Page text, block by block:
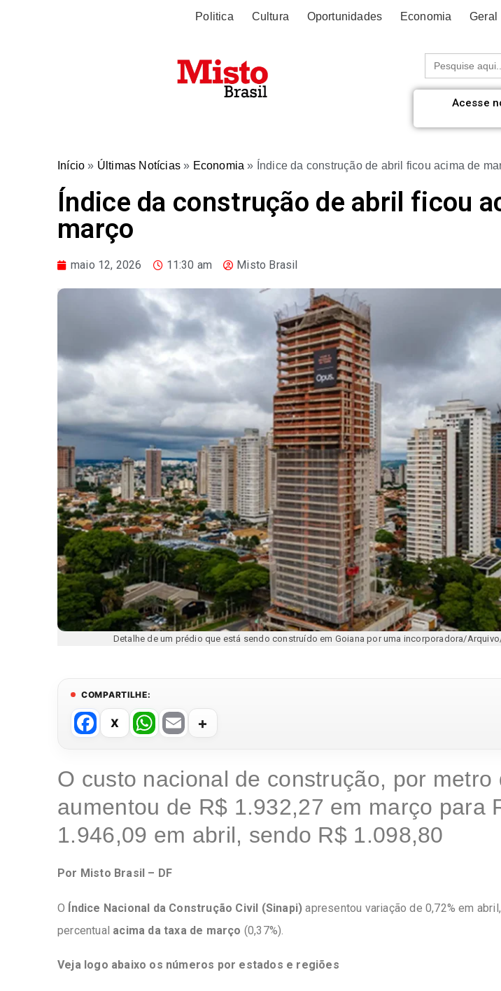
Politica Cultura Oportunidades Economia Geral
Procurar:
Acesse
Início » Últimas Notícias » Economia » Índice da construção de abril ficou acima de
Índice da construção de abril ficou
março
maio 12, 2026 11:30 am Misto Brasil
Detalhe de um prédio que está sendo construído em Goiana por uma incorporadora/
COMPARTILHE:
F
a
c
e
b
o
k
W
h
at
s
A
p
E
ail
O custo nacional de construção, por metro
aumentou de R$ 1.932,27 em março para
1.946,09 em abril, sendo R$ 1.098,80
Por Misto Brasil – DF
O Índice Nacional da Construção Civil (Sinapi) apresentou variação de 0,72% em
percentual acima da taxa de março (0,37%).
Veja logo abaixo os números por estados e regiões